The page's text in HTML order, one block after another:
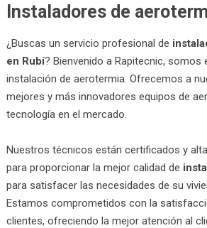
Instaladores de
¿Buscas un servicio profesional de
en Rubí? Bienvenido a Rapitecnic, somos
instalación de aerotermia. Ofrecemos a
mejores y más innovadores equipos de
tecnología en el mercado.
Nuestros técnicos están certificados y
para proporcionar la mejor calidad de
para satisfacer las necesidades de su
Estamos comprometidos con la
clientes, ofreciendo la mejor atención al